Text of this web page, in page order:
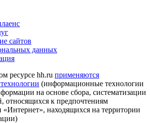
сайтов
данных
ресурсе hh.ru применяются
(информационные технологии
на основе сбора, систематизации
относящихся к предпочтениям
«Интернет», находящихся на территории